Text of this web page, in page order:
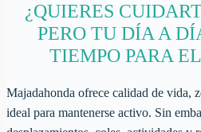
¿QUIERES
PERO TU DÍA A
TIEMPO PARA
Majadahonda ofrece calidad de vida,
ideal para mantenerse activo. Sin